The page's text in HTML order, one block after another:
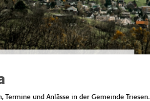
Termine und Anlässe in der Gemeinde Triesen.